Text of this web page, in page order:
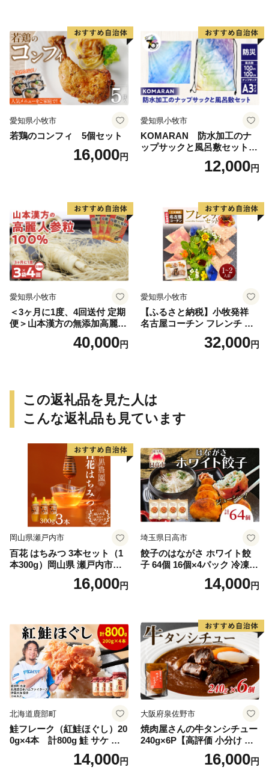
愛知県小牧市
若鶏のコンフィ 5個セット
16,000円
愛知県小牧市
KOMARAN 防水加工のナ
ップサックと風呂敷セット
小牧市制70周年記念12,000円
愛知県小牧市
＜3ヶ月に1度、4回送付 定期
便＞山本漢方の無添加高麗人
40,000円
愛知県小牧市
【ふるさと納税】小牧発祥
名古屋コーチン フレンチ セ
ット 1 〜 2人前 コンソメスー
プ バロティーヌ パテ 生ハム
り寄せ 送料無料
32,000円
この返礼品を見た人は
こんな返礼品も見ています
岡山県瀬戸内市
百花 はちみつ 3本セット（1
本300g）岡山県 瀬戸内市産
石黒農園 ヨーグルト パン 砂
糖の代わり 香り高い いい香
16,000円
埼玉県日高市
餃子のはながさ ホワイト餃
子 64個 16個×4パック 冷凍
中華 点心 B級グルメ ご当地
野菜 おつまみ おかず 簡単調
ー ギフト お取り寄せ 日高市
14,000円
北海道鹿部町
鮭フレーク（紅鮭ほぐし）20
0g×4本 計800g 鮭 サケ 鮭
ほぐし サケフレーク シャケ
フレーク 鮭フレーク14,000円
大阪府泉佐野市
焼肉屋さんの牛タンシチュー
240g×6P【高評価 小分け 惣
菜 牛たん 一人暮らし 冷凍】
16,000円